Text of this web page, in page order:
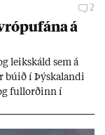
2
á
leik­skáld sem á
bú­ið í Þýskalandi
full­orð­inn í